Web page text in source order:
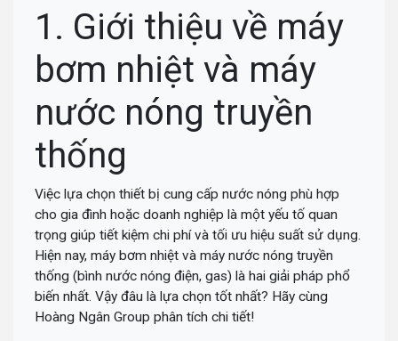
1. Giới thiệu về máy
bơm nhiệt và máy
nước nóng truyền
thống
Việc lựa chọn thiết bị cung cấp nước nóng phù hợp
cho gia đình hoặc doanh nghiệp là một yếu tố quan
trọng giúp tiết kiệm chi phí và tối ưu hiệu suất sử dụng.
Hiện nay, máy bơm nhiệt và máy nước nóng truyền
thống (bình nước nóng điện, gas) là hai giải pháp phổ
biến nhất. Vậy đâu là lựa chọn tốt nhất? Hãy cùng
Hoàng Ngân Group phân tích chi tiết!